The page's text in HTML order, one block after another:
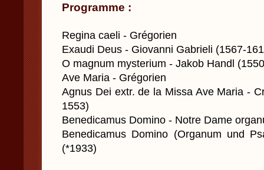
Programme :
Regina caeli - Grégorien
Exaudi Deus - Giovanni Gabrieli (1567-
O magnum mysterium - Jakob Handl
Ave Maria - Grégorien
Agnus Dei extr. de la Missa Ave Maria -
1553)
Benedicamus Domino - Notre Dame
Benedicamus Domino (Organum und
(*1933)